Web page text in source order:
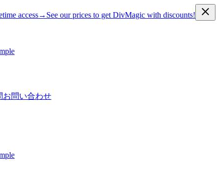
access→ See our prices to get DivMagic with discounts!
お問い合わせ